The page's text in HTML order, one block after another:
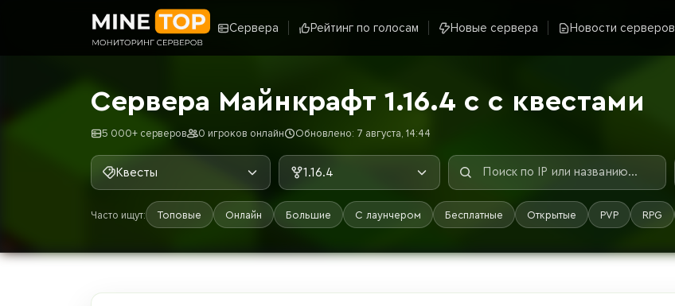
Сервера Рейтинг по голосам Новые сервера Новости серверов
Сервера Майнкрафт 1.16.4 с с квестами
5 000+ серверов 0 игроков онлайн Обновлено: 7 августа, 14:44
Квесты 1.16.4
Часто ищут: Топовые Онлайн Большие С лаунчером Бесплатные Открытые PVP RPG